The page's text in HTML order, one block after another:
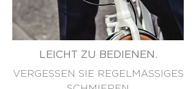
VERGESSEN SIE REGELMÄSSIGES
LEICHT ZU BEDIENEN.